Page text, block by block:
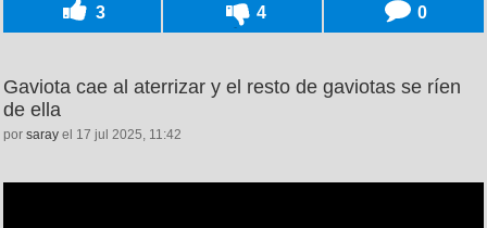
3 4 0
Gaviota cae al aterrizar y el resto de gaviotas se ríen
de ella
por saray el 17 jul 2025, 11:42